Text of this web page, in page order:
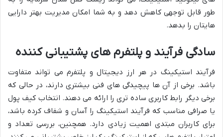
طور قابل توجهی کاهش دهد و به شما امکان مدیریت بهتر دارایی
هایتان را بدهد.
سادگی فرآیند و پلتفرم های پشتیبانی کننده
فرآیند استیکینگ در هر ارز دیجیتال و پلتفرم می تواند متفاوت
باشد. برخی از آن ها پیچیدگی های فنی بیشتری دارند، در حالی که
برخی دیگر رابط کاربری ساده تری را ارائه می دهند. انتخاب کیف پول
یا صرافی مناسب که فرآیند استیکینگ را آسان و شفاف کرده باشد،
برای کاربران مبتدی اهمیت زیادی دارد. همچنین، بررسی تعداد و